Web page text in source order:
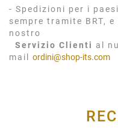
- Spedizioni per i
sempre tramite BRT,
nostro
Servizio Clienti al
mail ordini@shop-its.com